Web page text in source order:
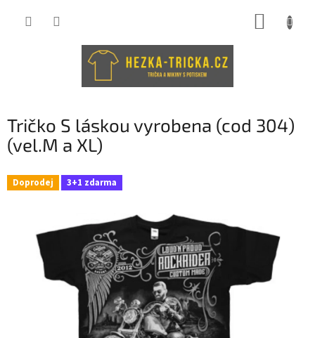
Tričko S láskou vyrobena (cod 304)
(vel.M a XL)
Doprodej 3+1 zdarma